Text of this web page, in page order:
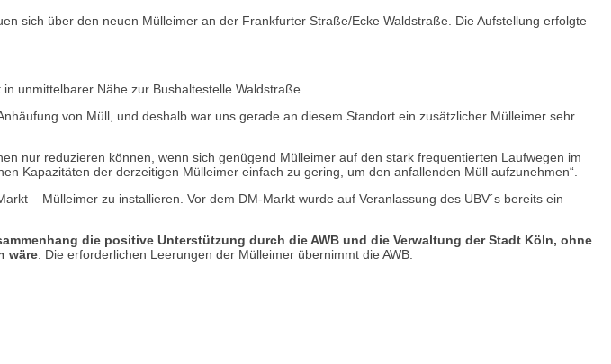
sich über den neuen Mülleimer an der Frankfurter Straße/Ecke Waldstraße. Die Aufstellung erfolgte
unmittelbarer Nähe zur Bushaltestelle Waldstraße.
von Müll, und deshalb war uns gerade an diesem Standort ein zusätzlicher Mülleimer sehr
nur reduzieren können, wenn sich genügend Mülleimer auf den stark frequentierten Laufwegen im
Kapazitäten der derzeitigen Mülleimer einfach zu gering, um den anfallenden Müll aufzunehmen“.
– Mülleimer zu installieren. Vor dem DM-Markt wurde auf Veranlassung des UBV´s bereits ein
die positive Unterstützung durch die AWB und die Verwaltung der Stadt Köln, ohne
wäre. Die erforderlichen Leerungen der Mülleimer übernimmt die AWB.